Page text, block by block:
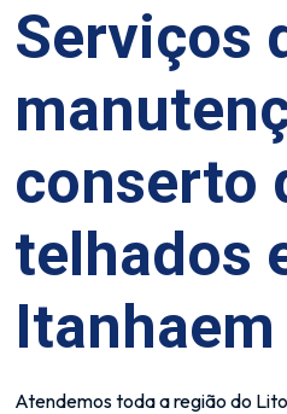
Serviços
conserto
telhados
Itanhaem
Atendemos toda a região do